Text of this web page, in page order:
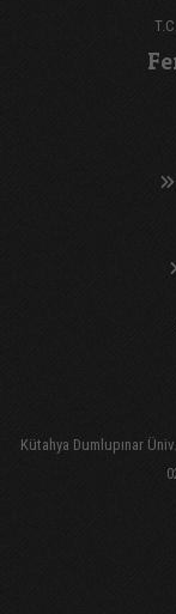
Kütahya Dumlupınar